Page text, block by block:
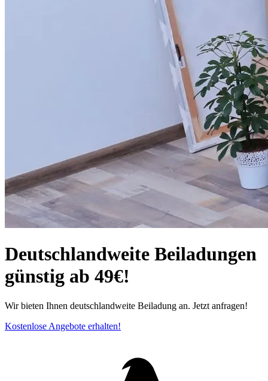
Deutschlandweite Beiladungen
günstig ab 49€!
Wir bieten Ihnen deutschlandweite Beiladung an. Jetzt anfragen!
Kostenlose Angebote erhalten!